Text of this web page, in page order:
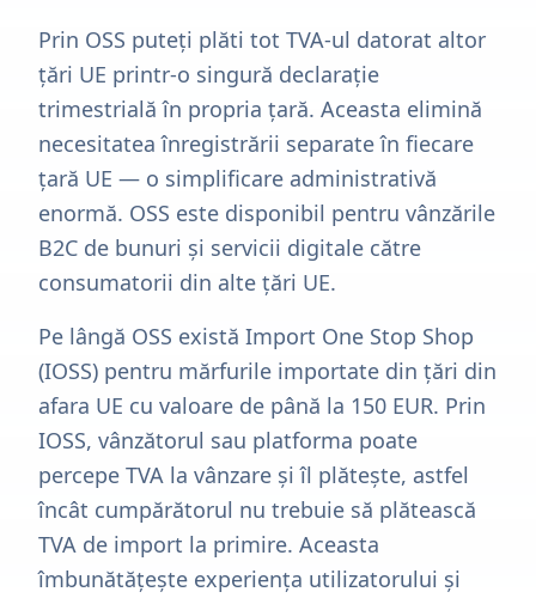
Prin OSS puteți plăti tot TVA-ul datorat altor
țări UE printr-o singură declarație
trimestrială în propria țară. Aceasta elimină
necesitatea înregistrării separate în fiecare
țară UE — o simplificare administrativă
enormă. OSS este disponibil pentru vânzările
B2C de bunuri și servicii digitale către
consumatorii din alte țări UE.
Pe lângă OSS există Import One Stop Shop
(IOSS) pentru mărfurile importate din țări din
afara UE cu valoare de până la 150 EUR. Prin
IOSS, vânzătorul sau platforma poate
percepe TVA la vânzare și îl plătește, astfel
încât cumpărătorul nu trebuie să plătească
TVA de import la primire. Aceasta
îmbunătățește experiența utilizatorului și